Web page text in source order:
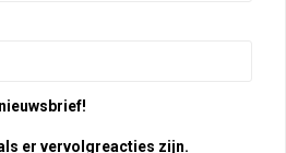
er vervolgreacties zijn.